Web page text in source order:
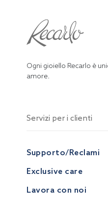
Ogni gioiello Recarlo è
amore.
Servizi per i clienti
Supporto/Reclami
Exclusive care
Lavora con noi